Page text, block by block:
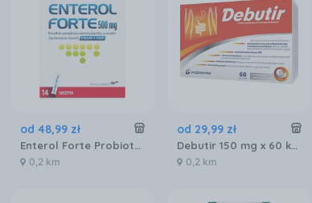
od 48,99 zł
Enterol Forte Probiotyk 500 mg 14 saszetek
0,2 km
od 29,99 zł
Debutir 150 mg x 60 kaps.
0,2 km